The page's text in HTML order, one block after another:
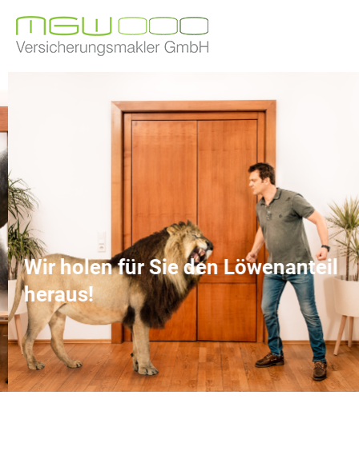
Wir holen für Sie den Löwenanteil
heraus!